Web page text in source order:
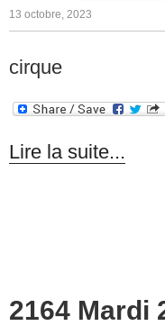
13 octobre, 2023
cirque
Lire la suite...
2164 Mardi